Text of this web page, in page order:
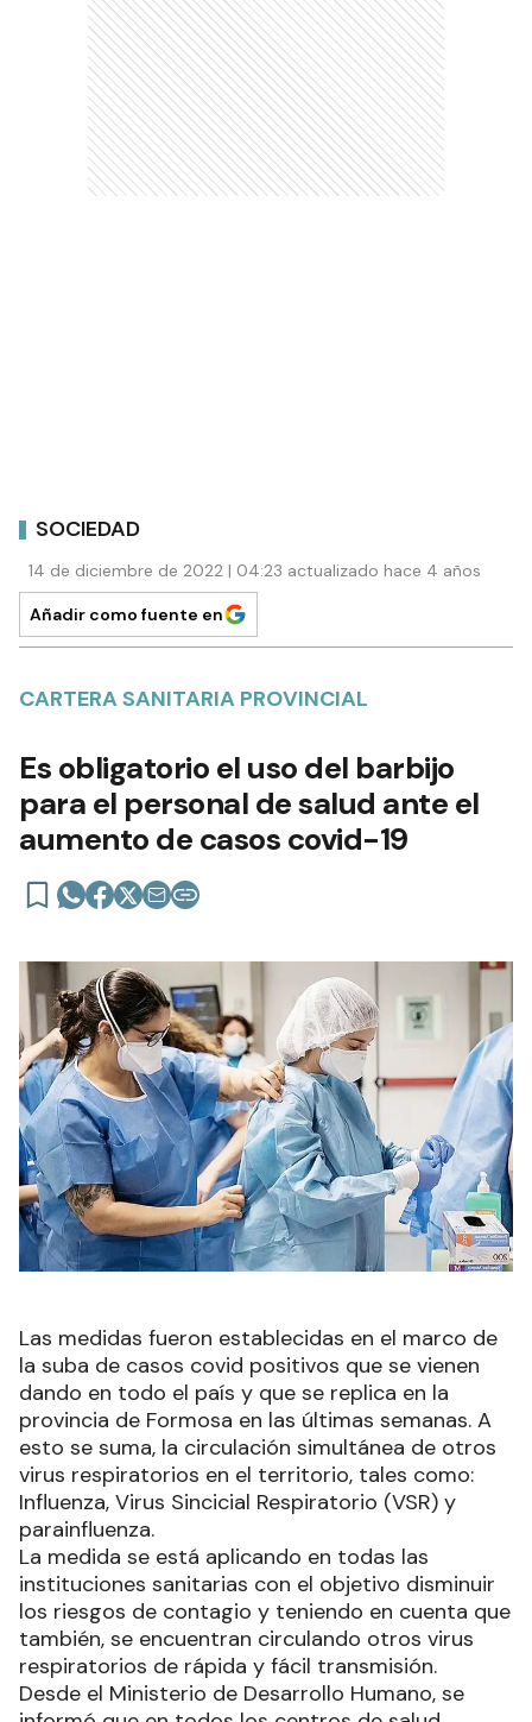
SOCIEDAD
14 de diciembre de 2022 | 04:23 actualizado hace 4 años
Añadir como fuente en
CARTERA SANITARIA PROVINCIAL
Es obligatorio el uso del barbijo
para el personal de salud ante el
aumento de casos covid-19
Las medidas fueron establecidas en el marco de
la suba de casos covid positivos que se vienen
dando en todo el país y que se replica en la
provincia de Formosa en las últimas semanas. A
esto se suma, la circulación simultánea de otros
virus respiratorios en el territorio, tales como:
Influenza, Virus Sincicial Respiratorio (VSR) y
parainfluenza.
La medida se está aplicando en todas las
instituciones sanitarias con el objetivo disminuir
los riesgos de contagio y teniendo en cuenta que
también, se encuentran circulando otros virus
respiratorios de rápida y fácil transmisión.
Desde el Ministerio de Desarrollo Humano, se